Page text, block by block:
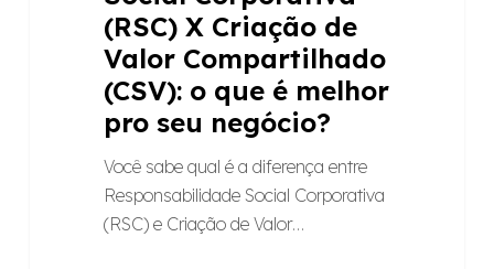
(RSC) X Criação de
Valor Compartilhado
(CSV): o que é melhor
pro seu negócio?
Você sabe qual é a diferença entre
Responsabilidade Social Corporativa
(RSC) e Criação de Valor…